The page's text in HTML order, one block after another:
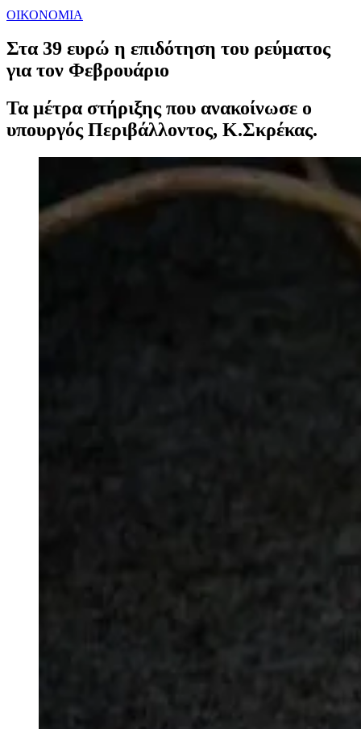
ΟΙΚΟΝΟΜΙΑ
Στα 39 ευρώ η επιδότηση του ρεύματος
για τον Φεβρουάριο
Τα μέτρα στήριξης που ανακοίνωσε ο
υπουργός Περιβάλλοντος, Κ.Σκρέκας.